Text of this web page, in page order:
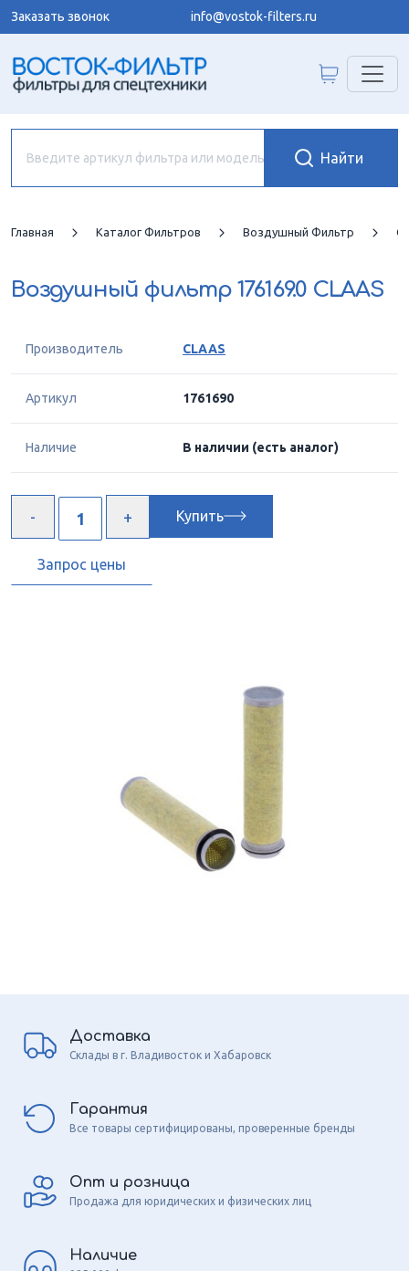
Заказать звонок info@vostok-filters.ru
Главная Каталог Фильтров Воздушный Фильтр
Воздушный фильтр 176169.0 CLAAS
Производитель CLAAS
Артикул 1761690
Наличие В наличии (есть аналог)
Купить
Запрос цены
Доставка
Склады в г. Владивосток и Хабаровск
Гарантия
Все товары сертифицированы, проверенные бренды
Опт и розница
Продажа для юридических и физических лиц
Наличие